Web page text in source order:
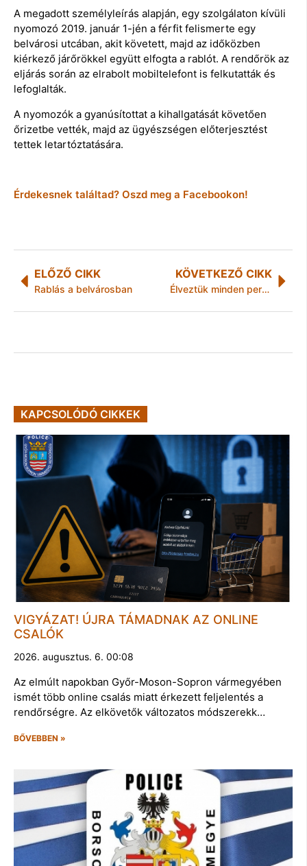
A megadott személyleírás alapján, egy szolgálaton kívüli
nyomozó 2019. január 1-jén a férfit felismerte egy
belvárosi utcában, akit követett, majd az időközben
kiérkező járőrökkel együtt elfogta a rablót. A rendőrök az
eljárás során az elrabolt mobiltelefont is felkutatták és
lefoglalták.
A nyomozók a gyanúsítottat a kihallgatását követően
őrizetbe vették, majd az ügyészségen előterjesztést
tettek letartóztatására.
Érdekesnek találtad? Oszd meg a Facebookon!
ELŐZŐ CIKK
Rablás a belvárosban
KÖVETKEZŐ CIKK
Élveztük minden percét!
KAPCSOLÓDÓ CIKKEK
VIGYÁZAT! ÚJRA TÁMADNAK AZ ONLINE
CSALÓK
2026. augusztus. 6. 00:08
Az elmúlt napokban Győr-Moson-Sopron vármegyében
ismét több online csalás miatt érkezett feljelentés a
rendőrségre. Az elkövetők változatos módszerekk…
BŐVEBBEN »